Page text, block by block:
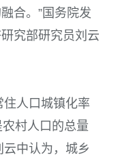
合。”国务院发
究部研究员刘云
住人口城镇化率
村人口的总量
云中认为，城乡